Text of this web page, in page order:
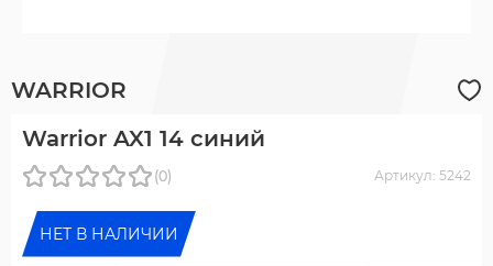
WARRIOR
Warrior AX1 14 синий
(0) Артикул: 5242
НЕТ В НАЛИЧИИ